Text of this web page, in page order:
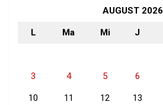
AUGUST 2026
L Ma Mi J
3 4 5 6
10 11 12 13